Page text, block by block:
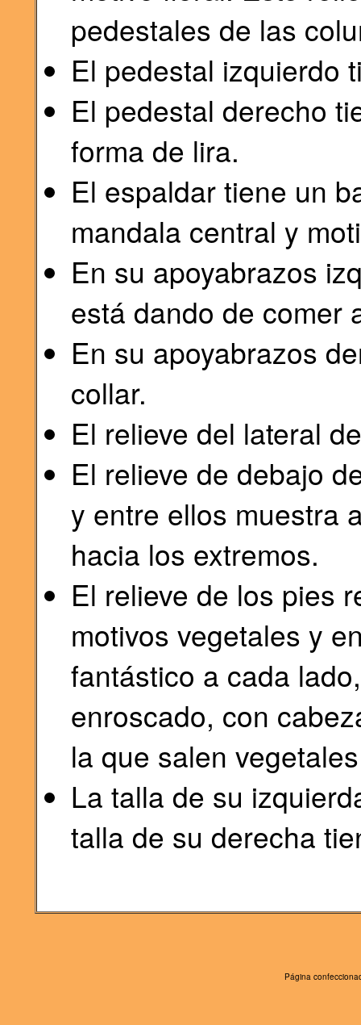
pedestales de las
El pedestal izquierdo
El pedestal derecho
forma de lira.
El espaldar tiene un
mandala central y
En su apoyabrazos
está dando de comer
En su apoyabrazos
collar.
El relieve del lateral
El relieve de debajo
y entre ellos muestra
hacia los extremos.
El relieve de los pies
motivos vegetales y
fantástico a cada
enroscado, con
la que salen
La talla de su
talla de su derecha
Página